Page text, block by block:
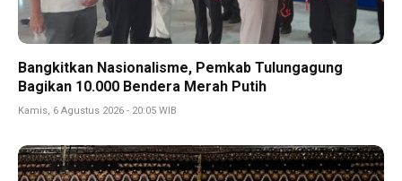
Bangkitkan Nasionalisme, Pemkab Tulungagung
Bagikan 10.000 Bendera Merah Putih
Kamis, 6 Agustus 2026 - 20:05 WIB